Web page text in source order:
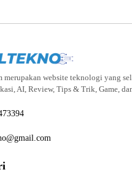
merupakan website teknologi yang
AI, Review, Tips & Trik, Game,